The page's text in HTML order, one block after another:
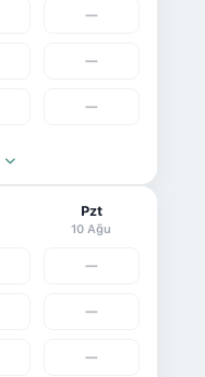
—
—
—
Pzt
10 Ağu
—
—
—